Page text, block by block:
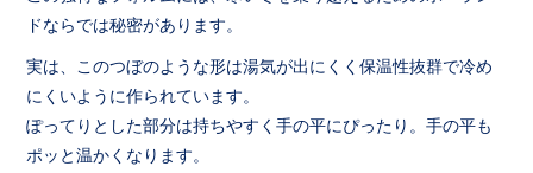
ドならでは秘密があります。
実は、このつぼのような形は湯気が出にくく保温性抜群で冷め
にくいように作られています。
ぽってりとした部分は持ちやすく手の平にぴったり。手の平も
ポッと温かくなります。